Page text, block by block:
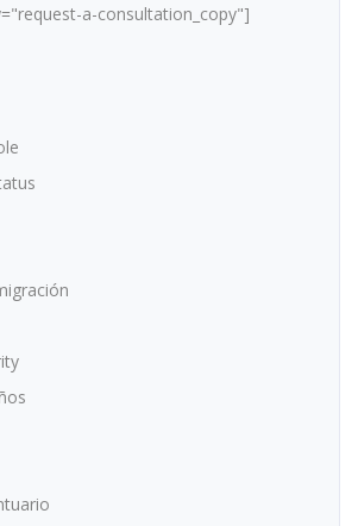
a-consultation_copy"]